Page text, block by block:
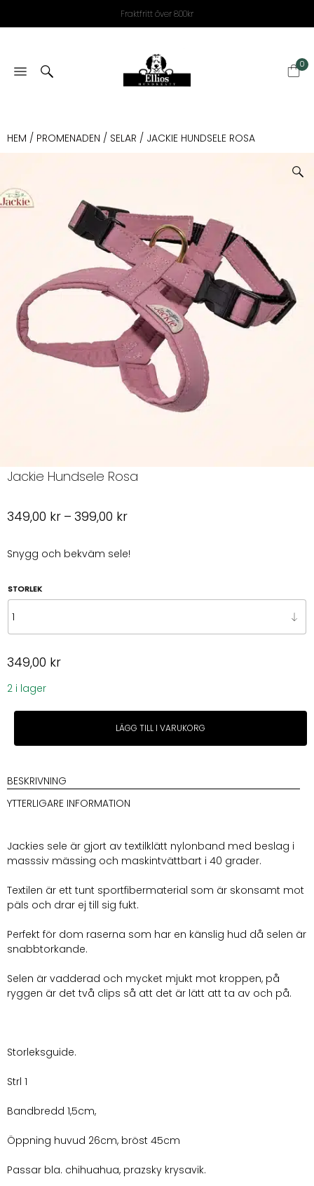
Fraktfritt över 800kr
0
HEM / PROMENADEN / SELAR / JACKIE HUNDSELE ROSA
Jackie Hundsele Rosa
349,00 kr – 399,00 krPrisintervall:
till
Snygg och bekväm sele!
STORLEK
349,00 kr
2 i lager
Jackie
Rosa
LÄGG TILL I VARUKORG
BESKRIVNING
YTTERLIGARE INFORMATION
Jackies sele är gjort av textilklätt nylonband med beslag i
masssiv mässing och maskintvättbart i 40 grader.
Textilen är ett tunt sportfibermaterial som är skonsamt mot
päls och drar ej till sig fukt.
Perfekt för dom raserna som har en känslig hud då selen är
snabbtorkande.
Selen är vadderad och mycket mjukt mot kroppen, på
ryggen är det två clips så att det är lätt att ta av och på.
Storleksguide.
Strl 1
Bandbredd 1,5cm,
Öppning huvud 26cm, bröst 45cm
Passar bla. chihuahua, prazsky krysavik.